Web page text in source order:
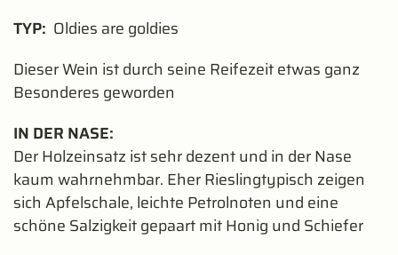
TYP: Oldies are goldies
Dieser Wein ist durch seine Reifezeit etwas ganz
Besonderes geworden
IN DER NASE:
Der Holzeinsatz ist sehr dezent und in der Nase
kaum wahrnehmbar. Eher Rieslingtypisch zeigen
sich Apfelschale, leichte Petrolnoten und eine
schöne Salzigkeit gepaart mit Honig und Schiefer